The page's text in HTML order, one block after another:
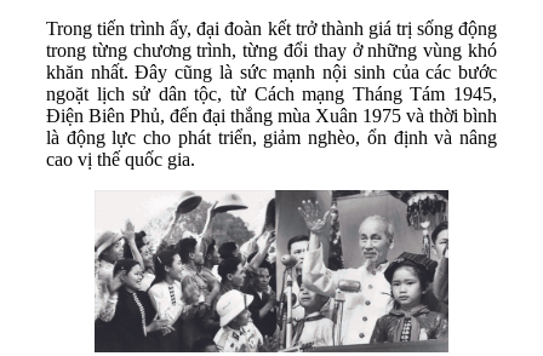
Trong tiến trình ấy, đại đoàn kết trở thành giá trị sống động
trong từng chương trình, từng đổi thay ở những vùng khó
khăn nhất. Đây cũng là sức mạnh nội sinh của các bước
ngoặt lịch sử dân tộc, từ Cách mạng Tháng Tám 1945,
Điện Biên Phủ, đến đại thắng mùa Xuân 1975 và thời bình
là động lực cho phát triển, giảm nghèo, ổn định và nâng
cao vị thế quốc gia.